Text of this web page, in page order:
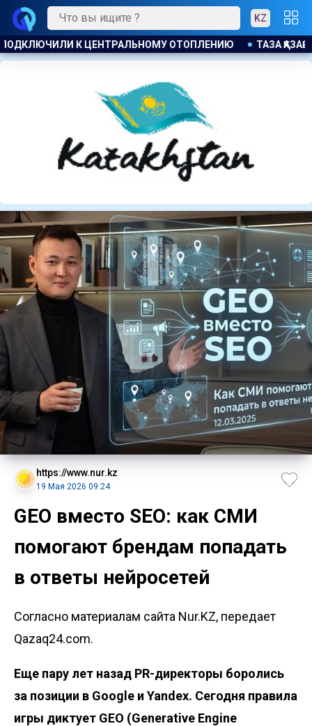
KZ
ТАЗА ҚАЗАҚСТАН : БОЛЕЕ 22 ТЫС. ЖИТЕЛЕЙ
https://www.nur.kz
19 Мая 2026 09:24
GEO вместо SEO: как СМИ
помогают брендам попадать
в ответы нейросетей
Согласно материалам сайта Nur.KZ, передает
Qazaq24.com.
Еще пару лет назад PR-директоры боролись
за позиции в Google и Yandex. Сегодня правила
игры диктует GEO (Generative Engine